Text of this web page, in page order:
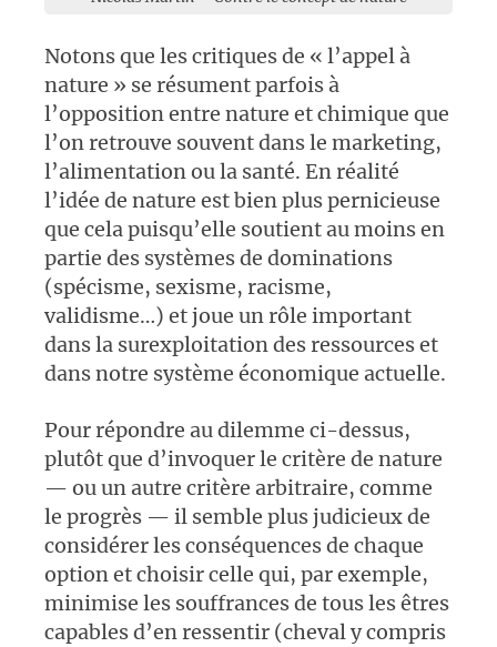
Notons que les critiques de « l’appel à
nature » se résument parfois à
l’opposition entre nature et chimique que
l’on retrouve souvent dans le marketing,
l’alimentation ou la santé. En réalité
l’idée de nature est bien plus pernicieuse
que cela puisqu’elle soutient au moins en
partie des systèmes de dominations
(spécisme, sexisme, racisme,
validisme…) et joue un rôle important
dans la surexploitation des ressources et
dans notre système économique actuelle.
Pour répondre au dilemme ci-dessus,
plutôt que d’invoquer le critère de nature
— ou un autre critère arbitraire, comme
le progrès — il semble plus judicieux de
considérer les conséquences de chaque
option et choisir celle qui, par exemple,
minimise les souffrances de tous les êtres
capables d’en ressentir (cheval y compris